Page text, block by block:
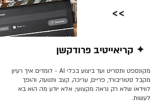
>>
✦ קריאייטיב פרודקשן
מקונספט ותסריט ועד ביצוע בכלי AI - לומדים איך רעיון
מקבל סטוריבורד, פריים, עריכה, קצב ותנועה, והופך
לווידאו שלא רק נראה מקצועי, אלא יודע מה הוא בא
לעשות.